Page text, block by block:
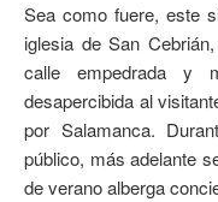
Sea como fuere, este
iglesia de San
calle empedrada y
desapercibida al
por Salamanca.
público, más adelante
de verano alberga